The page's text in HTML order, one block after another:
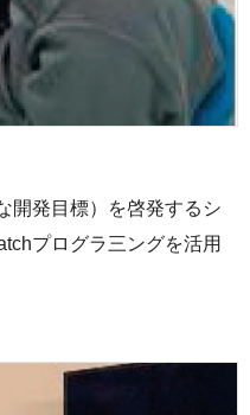
開発目標）を啓発するシ
プログラ三ングを活用